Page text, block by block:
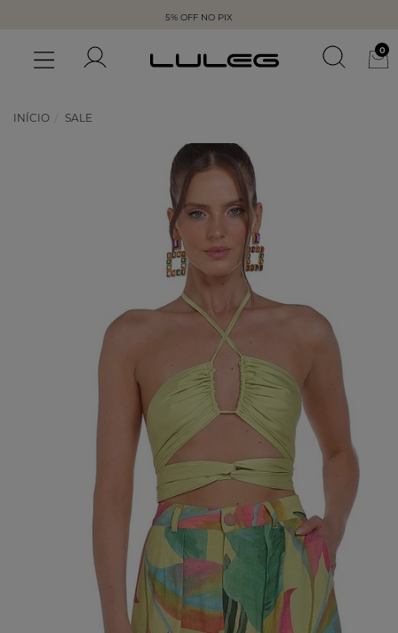
5% OFF NO PIX
0
INÍCIO SALE